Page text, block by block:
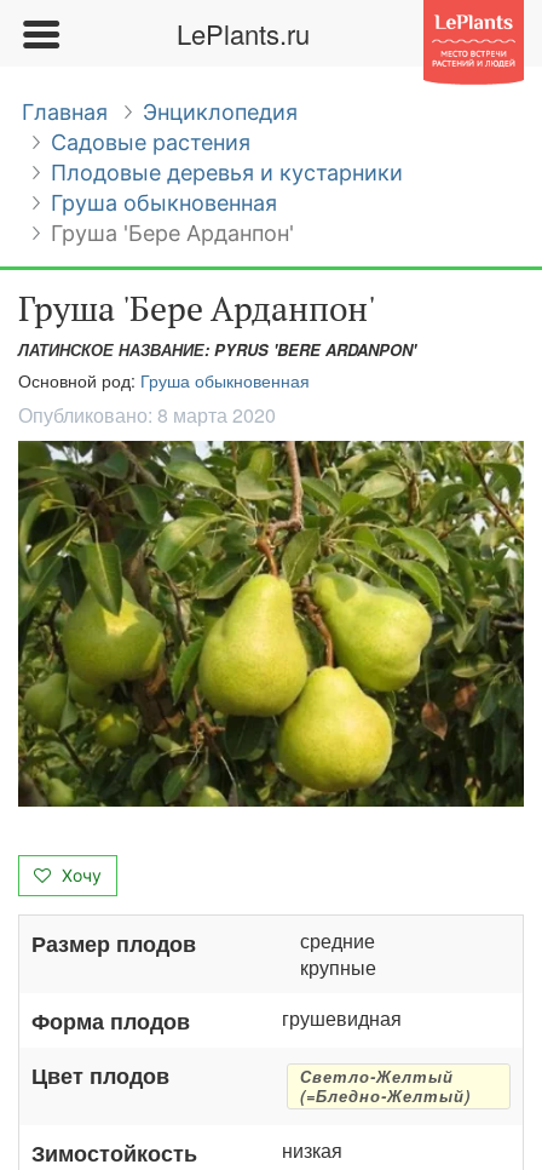
LePlants.ru
Главная
Энциклопедия
Садовые растения
Плодовые деревья и кустарники
Груша обыкновенная
Груша 'Бере Арданпон'
Груша 'Бере Арданпон'
ЛАТИНСКОЕ НАЗВАНИЕ: PYRUS 'BERE ARDANPON'
Основной род: Груша обыкновенная
Опубликовано: 8 марта 2020
Хочу
Размер плодов
средние
крупные
Форма плодов грушевидная
Цвет плодов
Светло-Желтый
(=Бледно-Желтый)
Зимостойкость низкая